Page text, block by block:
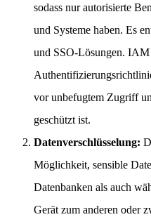
sodass nur autorisierte
und Systeme haben. Es
und SSO-Lösungen. IAM
vor unbefugtem Zugriff
geschützt ist.
Datenverschlüsselung:
Möglichkeit, sensible
Datenbanken als auch
Gerät zum anderen oder